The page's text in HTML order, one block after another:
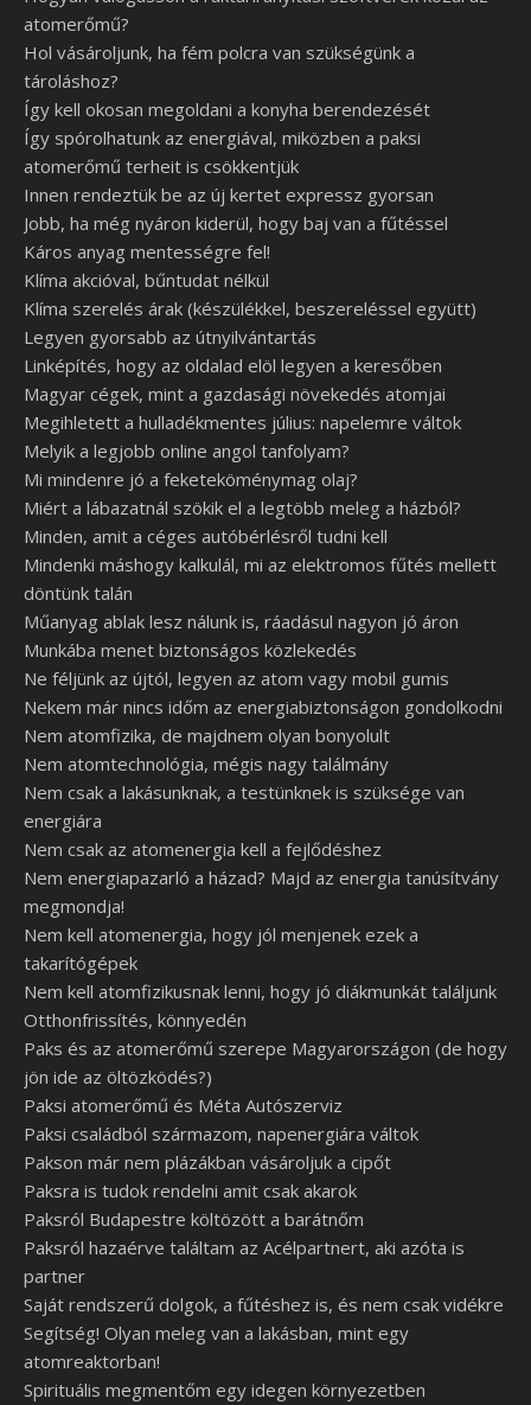
atomerőmű?
Hol vásároljunk, ha fém polcra van szükségünk a
tároláshoz?
Így kell okosan megoldani a konyha berendezését
Így spórolhatunk az energiával, miközben a paksi
atomerőmű terheit is csökkentjük
Innen rendeztük be az új kertet expressz gyorsan
Jobb, ha még nyáron kiderül, hogy baj van a fűtéssel
Káros anyag mentességre fel!
Klíma akcióval, bűntudat nélkül
Klíma szerelés árak (készülékkel, beszereléssel együtt)
Legyen gyorsabb az útnyilvántartás
Linképítés, hogy az oldalad elöl legyen a keresőben
Magyar cégek, mint a gazdasági növekedés atomjai
Megihletett a hulladékmentes július: napelemre váltok
Melyik a legjobb online angol tanfolyam?
Mi mindenre jó a feketeköménymag olaj?
Miért a lábazatnál szökik el a legtöbb meleg a házból?
Minden, amit a céges autóbérlésről tudni kell
Mindenki máshogy kalkulál, mi az elektromos fűtés mellett
döntünk talán
Műanyag ablak lesz nálunk is, ráadásul nagyon jó áron
Munkába menet biztonságos közlekedés
Ne féljünk az újtól, legyen az atom vagy mobil gumis
Nekem már nincs időm az energiabiztonságon gondolkodni
Nem atomfizika, de majdnem olyan bonyolult
Nem atomtechnológia, mégis nagy találmány
Nem csak a lakásunknak, a testünknek is szüksége van
energiára
Nem csak az atomenergia kell a fejlődéshez
Nem energiapazarló a házad? Majd az energia tanúsítvány
megmondja!
Nem kell atomenergia, hogy jól menjenek ezek a
takarítógépek
Nem kell atomfizikusnak lenni, hogy jó diákmunkát találjunk
Otthonfrissítés, könnyedén
Paks és az atomerőmű szerepe Magyarországon (de hogy
jön ide az öltözködés?)
Paksi atomerőmű és Méta Autószerviz
Paksi családból származom, napenergiára váltok
Pakson már nem plázákban vásároljuk a cipőt
Paksra is tudok rendelni amit csak akarok
Paksról Budapestre költözött a barátnőm
Paksról hazaérve találtam az Acélpartnert, aki azóta is
partner
Saját rendszerű dolgok, a fűtéshez is, és nem csak vidékre
Segítség! Olyan meleg van a lakásban, mint egy
atomreaktorban!
Spirituális megmentőm egy idegen környezetben